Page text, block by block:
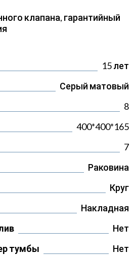
клапана, гарантийный
15 лет
Серый матовый
8
400*400*165
7
Раковина
Круг
Накладная
Нет
тумбы
Нет